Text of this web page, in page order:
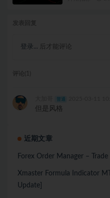
登录... 后才能评论
普通
但是风格
近期文章
Forex Order Manager –
Xmaster Formula Indicator
Update]